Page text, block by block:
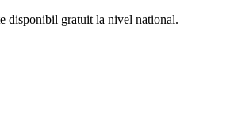
disponibil gratuit la nivel national.